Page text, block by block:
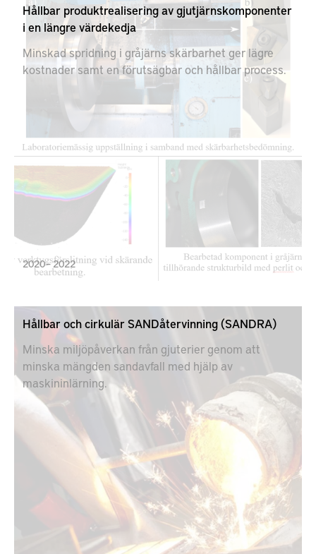
Hållbar produktrealisering av gjutjärnskomponenter
i en längre värdekedja
Minskad spridning i gråjärns skärbarhet ger lägre
kostnader samt en förutsägbar och hållbar process.
2020 – 2022
Hållbar och cirkulär SANDåtervinning (SANDRA)
Minska miljöpåverkan från gjuterier genom att
minska mängden sandavfall med hjälp av
maskininlärning.